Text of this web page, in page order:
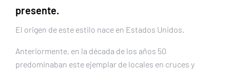
presente.
El origen de este estilo nace en Estados Unidos.
Anteriormente, en la década de los años 50
predominaban este ejemplar de locales en cruces y